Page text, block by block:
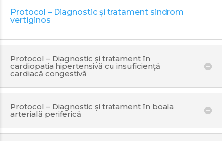
Protocol – Diagnostic și tratament sindrom
vertiginos
Protocol – Diagnostic și tratament în
cardiopatia hipertensivă cu insuficiență
cardiacă congestivă
Protocol – Diagnostic și tratament în boala
arterială periferică